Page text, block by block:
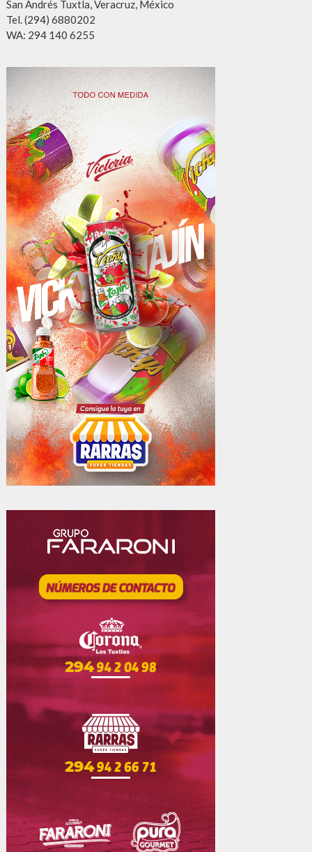
San Andrés Tuxtla, Veracruz, México
Tel. (294) 6880202
WA: 294 140 6255